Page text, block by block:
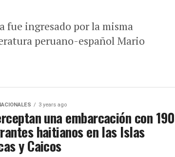
fue ingresado por la misma
peruano-español Mario
3 years ago
una embarcación con 190
haitianos en las Islas
y Caicos